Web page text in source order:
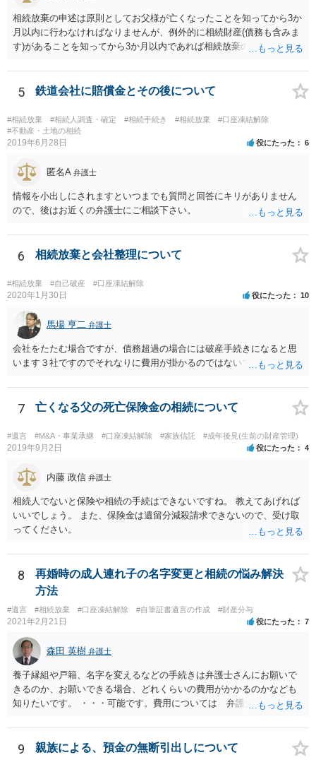
相続放棄の申述は原則としてお父様が亡くなったことを知ってから3か
月以内に行わなければなりませんが、例外的に相続財産(債務も含みま
す)があることを知ってから3か月以内であれば相続放棄の申述が認め
したら、早急に家裁に行って相続放棄の申述をしたい旨告げて必要な
書類を提出されることをおすすめいたします。 なお、お父様の債務が
他にもあるかもしれないというリスクを考えますと、相続放棄の申述
にあたっては、法テラスの無料相談等を利用して弁護士に相談するこ
とも十分考えられるかと存じます。また、ご記載いただいた事実関係
を拝見するかぎり、再婚相手のかたは既に相続放棄をされている可能
5 鉄道会社に賠償金とその後について
#相続放棄 #相続人調査・確定 #相続手続き #相続放棄
#口座凍結解除
#不動産・土地の相続
2019年6月28日 役にたった 6
匿名A 弁護士
情報を小出しにされますといつまでも質問と回答にキリがありません
ので、後はお近くの弁護士にご相談下さい。
6 相続放棄と会社整理について
#相続放棄 #自己破産 #口座凍結解除
2020年1月30日 役にたった 10
馬場 亨二 弁護士
会社をたたむ場合ですが、債務超過の場合には破産手続きになると思
います３社ですのでそれなりに費用が掛かるのではないでしょうか。
7 亡くなる父の死亡保険金の相続について
#遺言 #M&A・事業承継 #口座凍結解除 #家族信託 #成年後見(生前の財産管理)
2019年9月2日 役にたった 4
内藤 政信 弁護士
相続人でないと保険や相続の手続はできないですね。 教えてあげれば
いいでしょう。 また、保険金は遺留分減殺請求できないので、受け取
ってください。
8
再婚時の成人連れ子の名字変更と相続の悩み解決
方法
#遺言 #相続放棄 #口座凍結解除 #自筆証書遺言の作成 #財産分与
2021年2月21日 役にたった 7
森田 英樹 弁護士
養子縁組や戸籍、名字を変えるなどの手続きは弁護士さんにお願いで
きるのか、お願いできる場合、どれくらいの費用がかかるのかなども
知りたいです。 ・・・可能です。費用については 弁護士と直接面談
ています。 やはり、成人した子のことまでごちゃごちゃ考えず、自分
の事だけ考えるべきなのでしょうか ・・・お子さんの事をまで含め良
い解決案があればお悩みになるのは当然と言えば当然のことです。 彼
9 親族による、預金の無断引出しについて